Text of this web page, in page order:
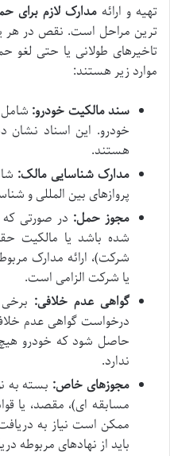
تهیه و ارائه مدارک لازم برای
ترین مراحل است. نقص در هر
تاخیرهای طولانی یا حتی
موارد زیر هستند:
سند مالکیت خودرو:
خودرو. این اسناد نشان
هستند.
مدارک شناسایی مالک:
پروازهای بین المللی و
مجوز حمل: در صورتی
شده باشد یا مالکیت
شرکت)، ارائه مدارک
یا شرکت الزامی است.
گواهی عدم خلافی:
درخواست گواهی عدم
حاصل شود که خودرو
ندارد.
مجوزهای خاص: بسته به
مسابقه ای)، مقصد، یا
ممکن است نیاز به
باید از نهادهای مربوطه